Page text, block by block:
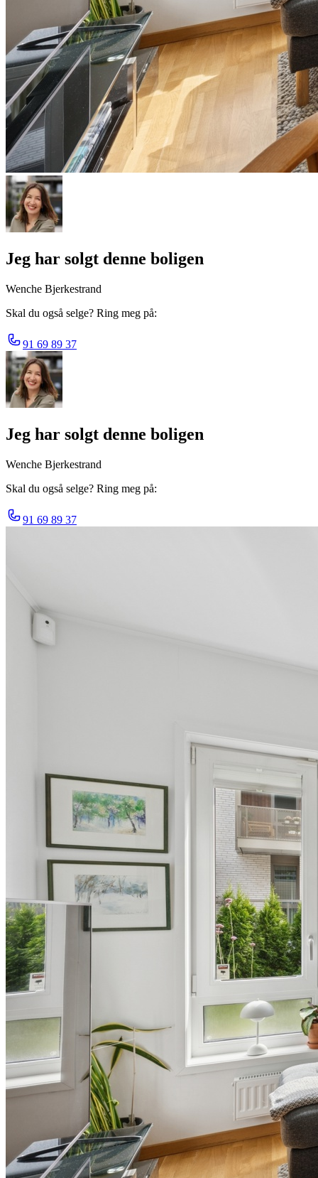
Jeg har solgt denne boligen
Wenche Bjerkestrand
Skal du også selge? Ring meg på:
91 69 89 37
Jeg har solgt denne boligen
Wenche Bjerkestrand
Skal du også selge? Ring meg på:
91 69 89 37